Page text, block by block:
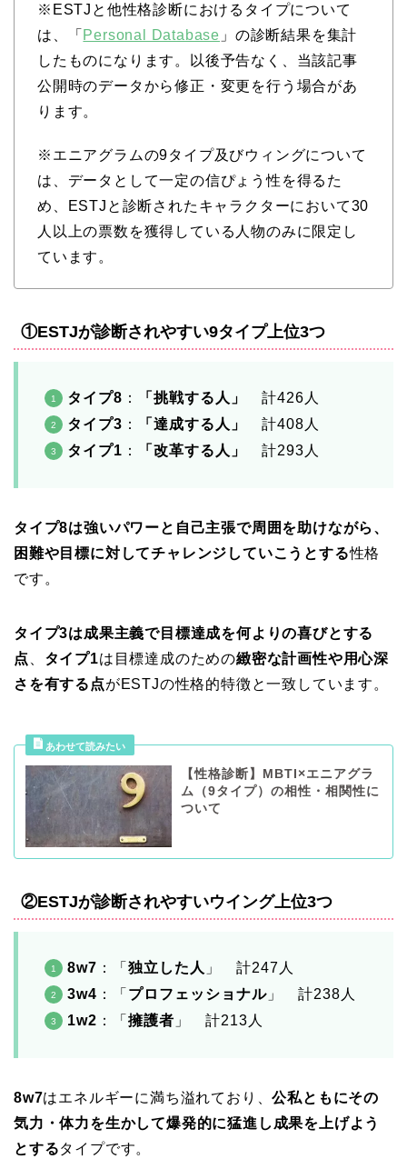
※ESTJと他性格診断におけるタイプについて
は、「 Personal Database 」の診断結果を集計
したものになります。以後予告なく、当該記事
公開時のデータから修正・変更を行う場合があ
ります。
※エニアグラムの9タイプ及びウィングについて
は、データとして一定の信ぴょう性を得るた
め、ESTJと診断されたキャラクターにおいて30
人以上の票数を獲得している人物のみに限定し
ています。
①ESTJが診断されやすい9タイプ上位3つ
タイプ8 ： 「挑戦する人」
計426人
タイプ3 ： 「達成する人」
計408人
タイプ1 ： 「改革する人」 計293人
タイプ8は強いパワーと自己主張で周囲を助けながら、
困難や目標に対してチャレンジしていこうとする性格
です。
タイプ3は成果主義で目標達成を何よりの喜びとする
点
タイプ1は目標達成のための緻密な計画性や用心深
さを有する点がESTJの性格的特徴と一致しています。
【性格診断】MBTI×エニアグラ
ム（9タイプ）の相性・相関性に
ついて
②ESTJが診断されやすいウイング上位3つ
8w7 ：「 独立した人 」 計247人
3w4 ：「 プロフェッショナル 」 計238人
1w2 ：「 擁護者 」 計213人
8w7はエネルギーに満ち溢れており、公私ともにその
気力・体力を生かして爆発的に猛進し成果を上げよう
とするタイプです。